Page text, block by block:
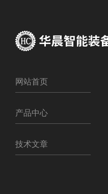
网站首页
产品中心
技术文章